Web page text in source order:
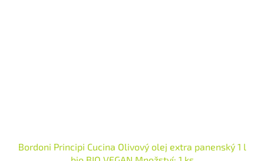
Bordoni Principi Cucina Olivový olej extra panenský 1 l